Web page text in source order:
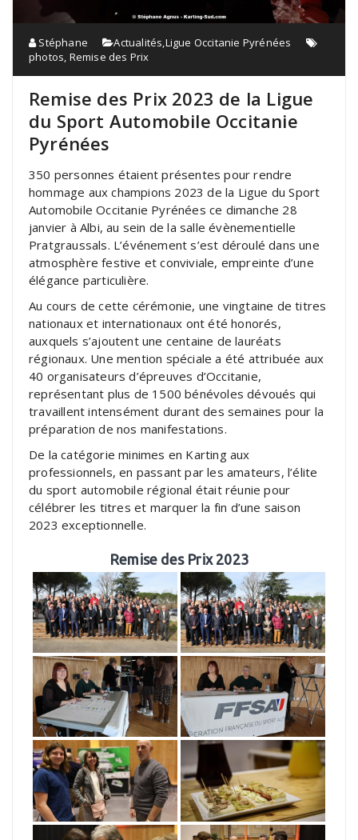
Stéphane Actualités,Ligue Occitanie Pyrénées
photos, Remise des Prix
Remise des Prix 2023 de la Ligue
du Sport Automobile Occitanie
Pyrénées
350 personnes étaient présentes pour rendre
hommage aux champions 2023 de la Ligue du Sport
Automobile Occitanie Pyrénées ce dimanche 28
janvier à Albi, au sein de la salle évènementielle
Pratgraussals. L’événement s’est déroulé dans une
atmosphère festive et conviviale, empreinte d’une
élégance particulière.
Au cours de cette cérémonie, une vingtaine de titres
nationaux et internationaux ont été honorés,
auxquels s’ajoutent une centaine de lauréats
régionaux. Une mention spéciale a été attribuée aux
40 organisateurs d’épreuves d’Occitanie,
représentant plus de 1500 bénévoles dévoués qui
travaillent intensément durant des semaines pour la
préparation de nos manifestations.
De la catégorie minimes en Karting aux
professionnels, en passant par les amateurs, l’élite
du sport automobile régional était réunie pour
célébrer les titres et marquer la fin d’une saison
2023 exceptionnelle.
Remise des Prix 2023